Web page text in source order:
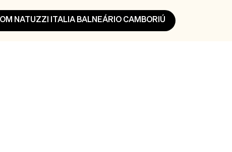
NATUZZI ITALIA BALNEÁRIO CAMBORIÚ